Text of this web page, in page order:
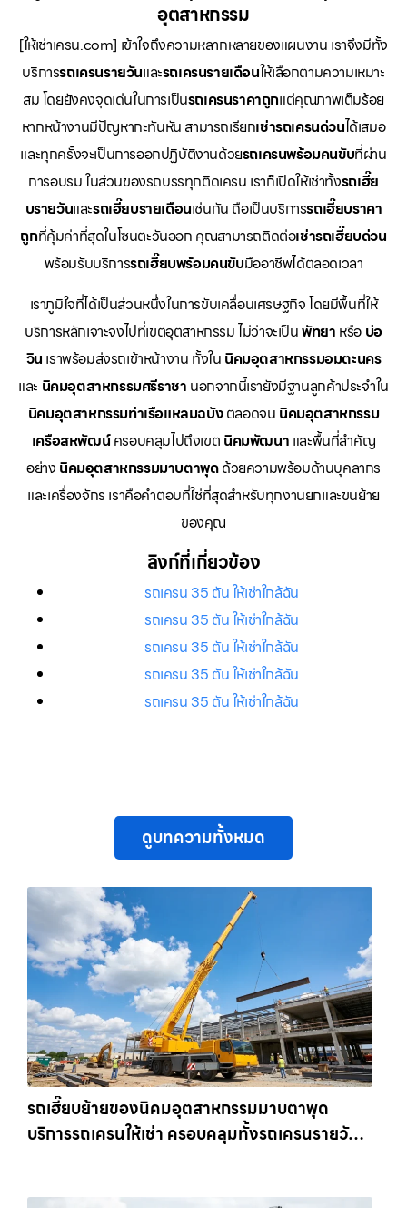
อุตสาหกรรม
[ให้เช่าเครน.com] เข้าใจถึงความหลากหลายของแผนงาน เราจึงมีทั้ง
บริการรถเครนรายวันและรถเครนรายเดือนให้เลือกตามความเหมาะ
สม โดยยังคงจุดเด่นในการเป็นรถเครนราคาถูกแต่คุณภาพเต็มร้อย
หากหน้างานมีปัญหากะทันหัน สามารถเรียกเช่ารถเครนด่วนได้เสมอ
และทุกครั้งจะเป็นการออกปฏิบัติงานด้วยรถเครนพร้อมคนขับที่ผ่าน
การอบรม ในส่วนของรถบรรทุกติดเครน เราก็เปิดให้เช่าทั้งรถเฮี๊ย
บรายวันและรถเฮี๊ยบรายเดือนเช่นกัน ถือเป็นบริการรถเฮี๊ยบราคา
ถูกที่คุ้มค่าที่สุดในโซนตะวันออก คุณสามารถติดต่อเช่ารถเฮี๊ยบด่วน
พร้อมรับบริการรถเฮี๊ยบพร้อมคนขับมืออาชีพได้ตลอดเวลา
เราภูมิใจที่ได้เป็นส่วนหนึ่งในการขับเคลื่อนเศรษฐกิจ โดยมีพื้นที่ให้
บริการหลักเจาะจงไปที่เขตอุตสาหกรรม ไม่ว่าจะเป็นพัทยา หรือ บ่อ
วิน เราพร้อมส่งรถเข้าหน้างาน ทั้งใน นิคมอุตสาหกรรมอมตะนคร
และ นิคมอุตสาหกรรมศรีราชา นอกจากนี้เรายังมีฐานลูกค้าประจำใน
นิคมอุตสาหกรรมท่าเรือแหลมฉบังตลอดจน นิคมอุตสาหกรรม
เครือสหพัฒน์ครอบคลุมไปถึงเขต นิคมพัฒนา และพื้นที่สำคัญ
อย่าง นิคมอุตสาหกรรมมาบตาพุดด้วยความพร้อมด้านบุคลากร
และเครื่องจักร เราคือคำตอบที่ใช่ที่สุดสำหรับทุกงานยกและขนย้าย
ของคุณ
ลิงก์ที่เกี่ยวข้อง
รถเครน 35 ตัน ให้เช่าใกล้ฉัน
รถเครน 35 ตัน ให้เช่าใกล้ฉัน
รถเครน 35 ตัน ให้เช่าใกล้ฉัน
รถเครน 35 ตัน ให้เช่าใกล้ฉัน
รถเครน 35 ตัน ให้เช่าใกล้ฉัน
ดูบทความทั้งหมด
รถเฮี๊ยบย้ายของนิคมอุตสาหกรรมมาบตาพุด
บริการรถเครนให้เช่า ครอบคลุมทั้งรถเครนรายวัน